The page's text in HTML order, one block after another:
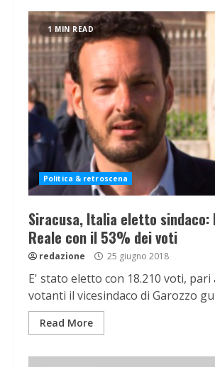
1 MIN READ
Politica & retroscena
Siracusa, Italia eletto
Reale con il 53% dei voti
redazione 25 giugno 2018
E' stato eletto con 18.210 voti, pari
votanti il vicesindaco di Garozzo
Read More